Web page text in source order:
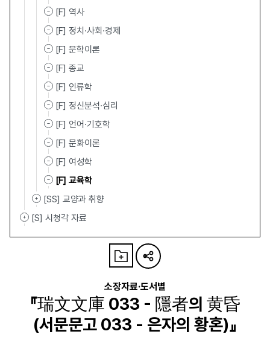
[F] 역사
[F] 정치·사회·경제
[F] 문학이론
[F] 종교
[F] 인류학
[F] 정신분석·심리
[F] 언어·기호학
[F] 문화이론
[F] 여성학
[F] 교육학
[SS] 교양과 취향
[S] 시청각 자료
소장자료·도서별
『瑞文文庫 033 - 隱者의 黄昏
(서문문고 033 - 은자의 황혼)』